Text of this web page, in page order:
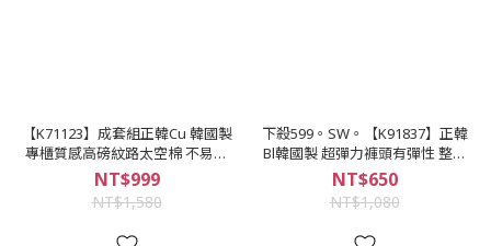
【K71123】成套組正韓Cu 韓國製
專櫃質感高磅紋路太空棉 不易皺
3D鋼印 較寬鬆 短袖短褲休閒套裝
NT$999
NT$1,580
下殺599。SW。【K91837】正韓
Bl韓國製 超彈力褲頭有彈性 整件
無破 超修身 經典素面4色 彈性單
寧窄身牛仔短褲
NT$650
NT$1,080